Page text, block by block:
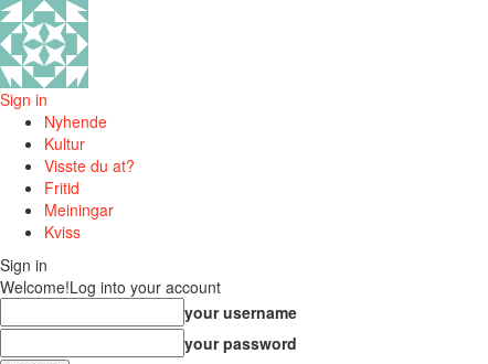
Sign in
Nyhende
Kultur
Visste du at?
Fritid
Meiningar
Kviss
Sign in
Welcome!Log into your account
your username
your password